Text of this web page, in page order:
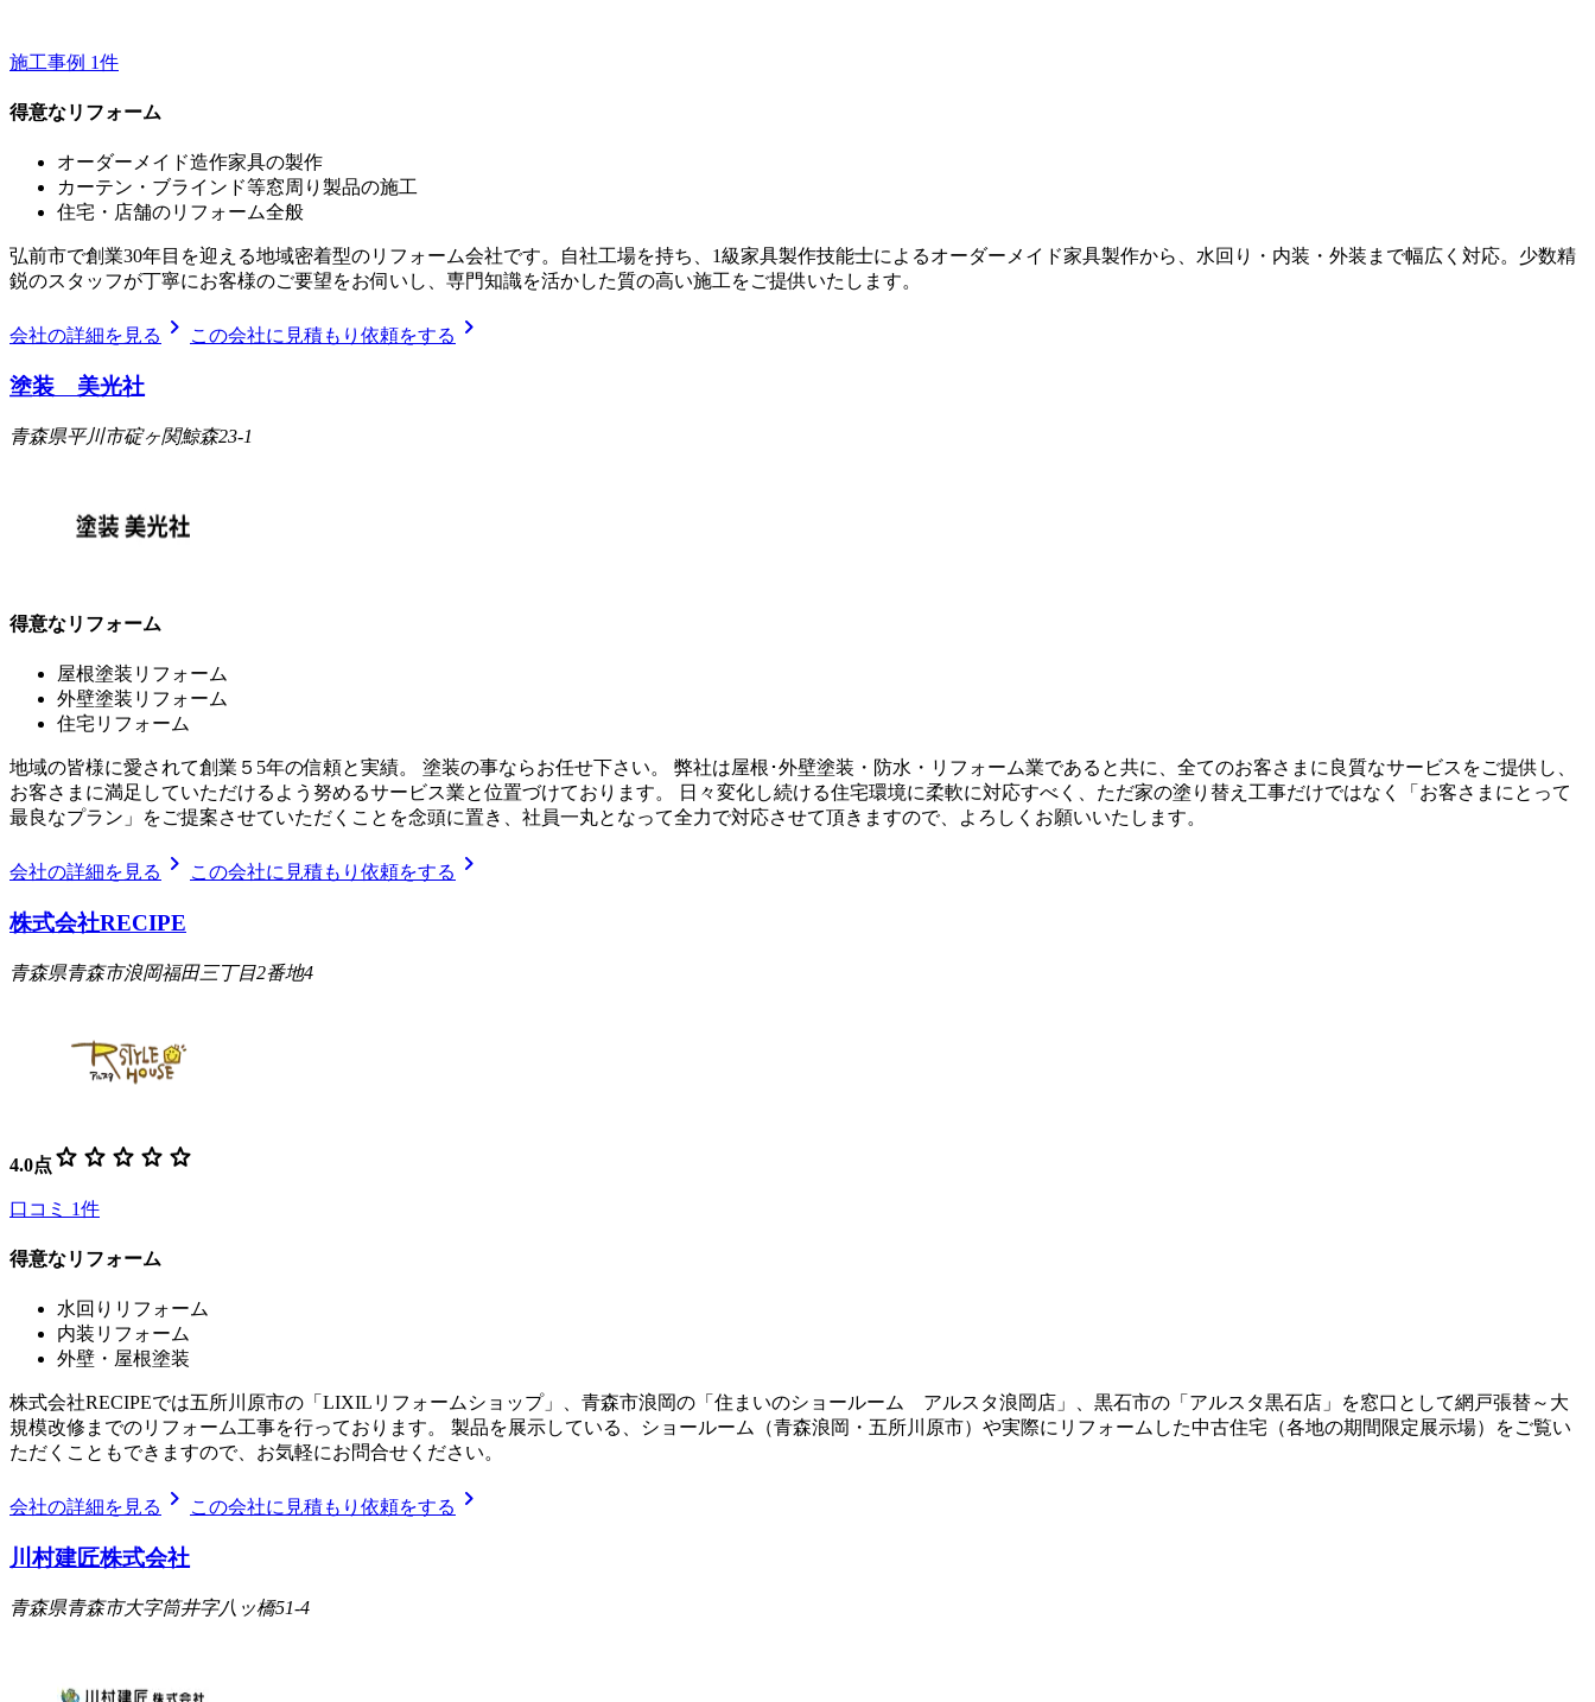
施工事例 1件
得意なリフォーム
オーダーメイド造作家具の製作
カーテン・ブラインド等窓周り製品の施工
住宅・店舗のリフォーム全般
弘前市で創業30年目を迎える地域密着型のリフォーム会社です。自社工場を持ち、1級家具製作技能士によるオーダーメイド家具製作から、水回り・内装・外装まで幅広く対応。少数精
鋭のスタッフが丁寧にお客様のご要望をお伺いし、専門知識を活かした質の高い施工をご提供いたします。
会社の詳細を見る chevron_right この会社に見積もり依頼をする chevron_right
塗装 美光社
青森県平川市碇ヶ関鯨森23-1
得意なリフォーム
屋根塗装リフォーム
外壁塗装リフォーム
住宅リフォーム
地域の皆様に愛されて創業５5年の信頼と実績。 塗装の事ならお任せ下さい。 弊社は屋根･外壁塗装・防水・リフォーム業であると共に、全てのお客さまに良質なサービスをご提供し、
お客さまに満足していただけるよう努めるサービス業と位置づけております。 日々変化し続ける住宅環境に柔軟に対応すべく、ただ家の塗り替え工事だけではなく「お客さまにとって
最良なプラン」をご提案させていただくことを念頭に置き、社員一丸となって全力で対応させて頂きますので、よろしくお願いいたします。
会社の詳細を見る chevron_right この会社に見積もり依頼をする chevron_right
株式会社RECIPE
青森県青森市浪岡福田三丁目2番地4
4.0点 star star star star star
口コミ 1件
得意なリフォーム
水回りリフォーム
内装リフォーム
外壁・屋根塗装
株式会社RECIPEでは五所川原市の「LIXILリフォームショップ」、青森市浪岡の「住まいのショールーム アルスタ浪岡店」、黒石市の「アルスタ黒石店」を窓口として網戸張替～大
規模改修までのリフォーム工事を行っております。 製品を展示している、ショールーム（青森浪岡・五所川原市）や実際にリフォームした中古住宅（各地の期間限定展示場）をご覧い
ただくこともできますので、お気軽にお問合せください。
会社の詳細を見る chevron_right この会社に見積もり依頼をする chevron_right
川村建匠株式会社
青森県青森市大字筒井字八ッ橋51-4